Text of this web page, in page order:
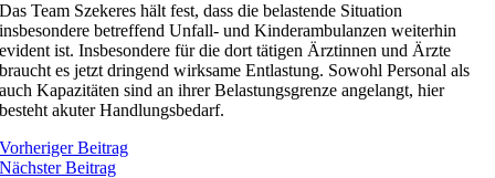
Das Team Szekeres hält fest, dass die belastende Situation
insbesondere betreffend Unfall- und Kinderambulanzen weiterhin
evident ist. Insbesondere für die dort tätigen Ärztinnen und Ärzte
braucht es jetzt dringend wirksame Entlastung. Sowohl Personal als
auch Kapazitäten sind an ihrer Belastungsgrenze angelangt, hier
besteht akuter Handlungsbedarf.
Vorheriger Beitrag
Nächster Beitrag